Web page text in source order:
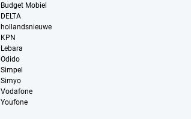
Budget Mobiel
DELTA
hollandsnieuwe
KPN
Lebara
Odido
Simpel
Simyo
Vodafone
Youfone